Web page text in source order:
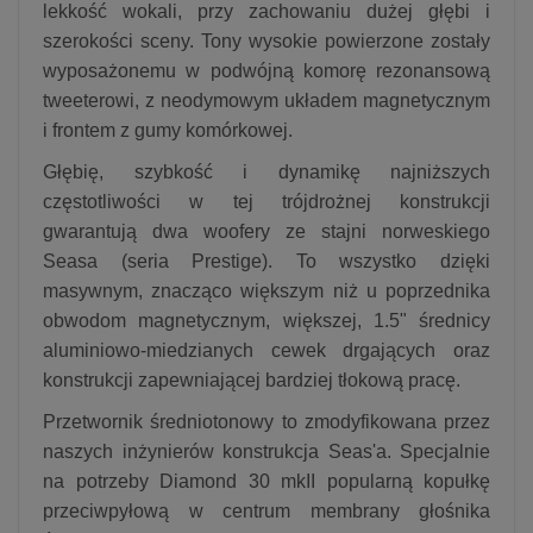
lekkość wokali, przy zachowaniu dużej głębi i
szerokości sceny. Tony wysokie powierzone zostały
wyposażonemu w podwójną komorę rezonansową
tweeterowi, z neodymowym układem magnetycznym
i frontem z gumy komórkowej.
Głębię, szybkość i dynamikę najniższych
częstotliwości w tej trójdrożnej konstrukcji
gwarantują dwa woofery ze stajni norweskiego
Seasa (seria Prestige). To wszystko dzięki
masywnym, znacząco większym niż u poprzednika
obwodom magnetycznym, większej, 1.5" średnicy
aluminiowo-miedzianych cewek drgających oraz
konstrukcji zapewniającej bardziej tłokową pracę.
Przetwornik średniotonowy to zmodyfikowana przez
naszych inżynierów konstrukcja Seas'a. Specjalnie
na potrzeby Diamond 30 mkII popularną kopułkę
przeciwpyłową w centrum membrany głośnika